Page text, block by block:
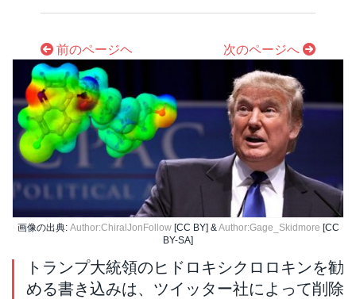
前のページヘ 次のページへ
画像の出典: Author:ChiralJonFollow[CC BY] &Author:Gage_Skidmore [CC
BY-SA]
トランプ大統領のヒドロキシクロロキンを勧
める書き込みは、ツイッター社によって削除